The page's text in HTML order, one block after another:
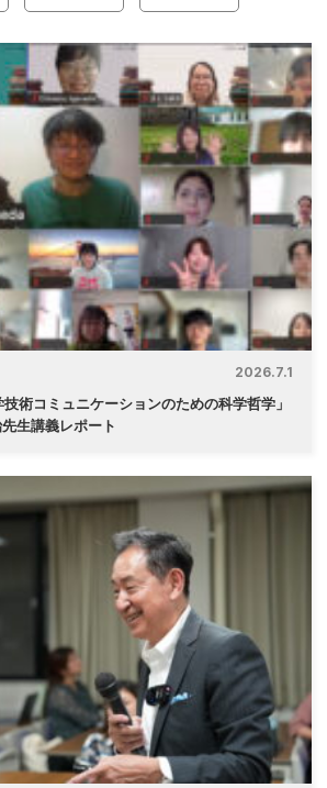
2026.7.1
術コミュニケーションのための科学哲学」
生講義レポート